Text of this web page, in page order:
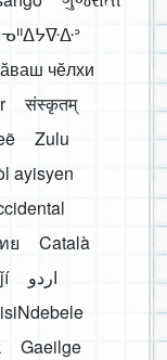
ᓀᐦᐃᔭᐍᐏᐣ
чӗлхи
संस्कृतम्
Zulu
ayisyen
ย
Català
اردو
isiNdebele
Gaeilge